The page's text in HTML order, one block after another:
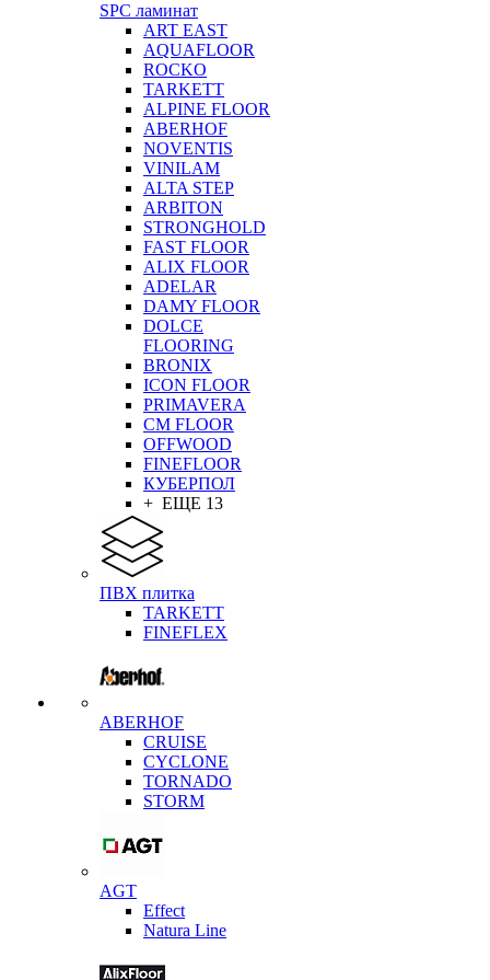
SPC ламинат
ART EAST
AQUAFLOOR
ROCKO
TARKETT
ALPINE FLOOR
ABERHOF
NOVENTIS
VINILAM
ALTA STEP
ARBITON
STRONGHOLD
FAST FLOOR
ALIX FLOOR
ADELAR
DAMY FLOOR
DOLCE
FLOORING
BRONIX
ICON FLOOR
PRIMAVERA
CM FLOOR
OFFWOOD
FINEFLOOR
КУБЕРПОЛ
+ ЕЩЕ 13
ПВХ плитка
TARKETT
FINEFLEX
ABERHOF
CRUISE
CYCLONE
TORNADO
STORM
AGT
Effect
Natura Line